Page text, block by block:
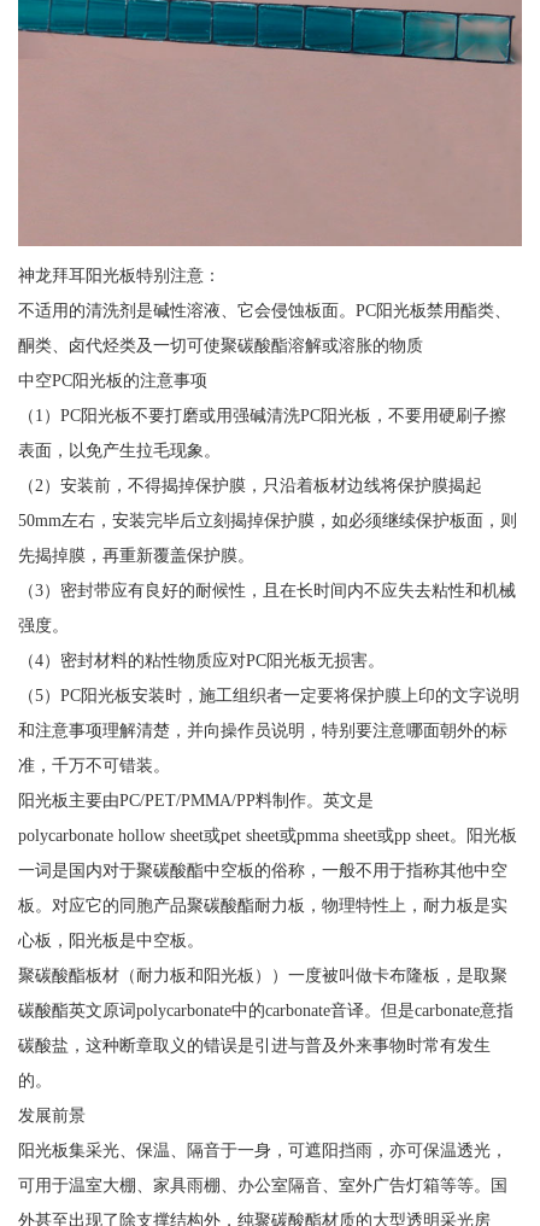
神龙拜耳阳光板特别注意：
不适用的清洗剂是碱性溶液、它会侵蚀板面。PC阳光板禁用酯类、
酮类、卤代烃类及一切可使聚碳酸酯溶解或溶胀的物质
中空PC阳光板的注意事项
（1）PC阳光板不要打磨或用强碱清洗PC阳光板，不要用硬刷子擦
表面，以免产生拉毛现象。
（2）安装前，不得揭掉保护膜，只沿着板材边线将保护膜揭起
50mm左右，安装完毕后立刻揭掉保护膜，如必须继续保护板面，则
先揭掉膜，再重新覆盖保护膜。
（3）密封带应有良好的耐候性，且在长时间内不应失去粘性和机械
强度。
（4）密封材料的粘性物质应对PC阳光板无损害。
（5）PC阳光板安装时，施工组织者一定要将保护膜上印的文字说明
和注意事项理解清楚，并向操作员说明，特别要注意哪面朝外的标
准，千万不可错装。
阳光板主要由PC/PET/PMMA/PP料制作。英文是
polycarbonate hollow sheet或pet sheet或pmma sheet或pp sheet。阳光板
一词是国内对于聚碳酸酯中空板的俗称，一般不用于指称其他中空
板。对应它的同胞产品聚碳酸酯耐力板，物理特性上，耐力板是实
心板，阳光板是中空板。
聚碳酸酯板材（耐力板和阳光板））一度被叫做卡布隆板，是取聚
碳酸酯英文原词polycarbonate中的carbonate音译。但是carbonate意指
碳酸盐，这种断章取义的错误是引进与普及外来事物时常有发生
的。
发展前景
阳光板集采光、保温、隔音于一身，可遮阳挡雨，亦可保温透光，
可用于温室大棚、家具雨棚、办公室隔音、室外广告灯箱等等。国
外甚至出现了除支撑结构外，纯聚碳酸酯材质的大型透明采光房